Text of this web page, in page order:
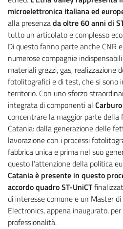
microelettronica italiana ed
alla presenzada oltre 60 anni di
tutto un articolato e complesso
Di questo fanno parte anche CNR
numerose compagnie
materiali grezzi, gas, realizzazione
fotolitografici e di test, che si sono
territorio. Con uno sforzo
integrata di componenti al
concentrare la maggior parte della
Catania: dalla generazione delle
lavorazione con i processi
fabbrica unica e prima nel suo
questo l’attenzione della politica
Catania è presente in questo
accordo quadro ST-UniCT
di interesse comune e un Master
Electronics, appena inaugurato,
professionalità.